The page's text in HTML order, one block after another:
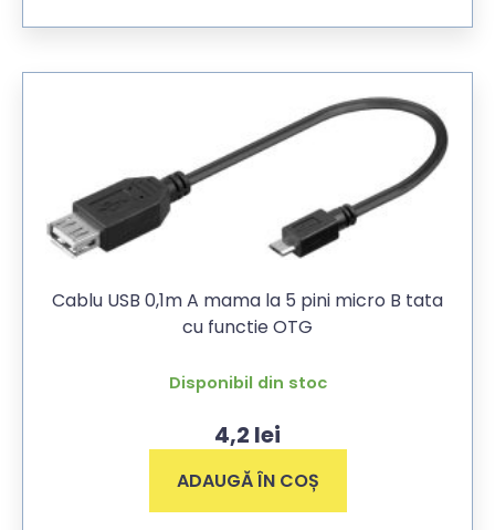
Cablu USB 0,1m A mama la 5 pini micro B tata
cu functie OTG
Disponibil din stoc
4,2 lei
ADAUGĂ ÎN COȘ